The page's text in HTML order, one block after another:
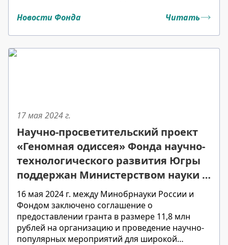
городов Урала и Сибири.
Новости Фонда Читать
17 мая 2024г.
Научно-просветительский проект
«Геномная одиссея» Фонда научно-
технологического развития Югры
поддержан Министерством науки и
высшего образования России
16 мая 2024 г. между Минобрнауки России и
Фондом заключено соглашение о
предоставлении гранта в размере 11,8 млн
рублей на организацию и проведение научно-
популярных мероприятий для широкой